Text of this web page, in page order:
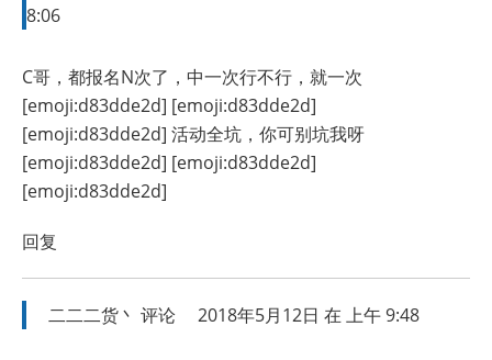
8:06
C哥，都报名N次了，中一次行不行，就一次
[emoji:d83dde2d] [emoji:d83dde2d]
[emoji:d83dde2d] 活动全坑，你可别坑我呀
[emoji:d83dde2d] [emoji:d83dde2d]
[emoji:d83dde2d]
回复
二二二货丶 评论 2018年5月12日 在 上午 9:48